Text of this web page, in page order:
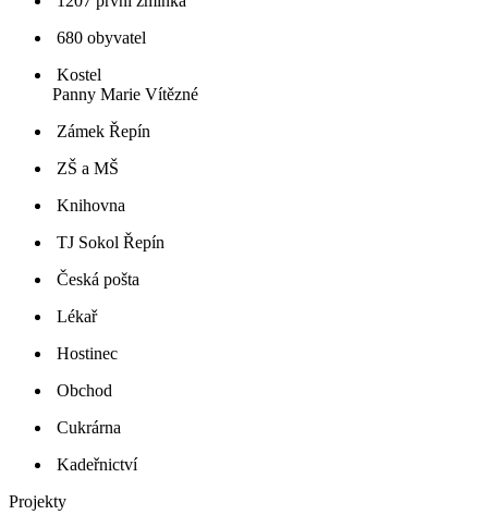
680 obyvatel
Kostel
Panny Marie Vítězné
Zámek Řepín
ZŠ a MŠ
Knihovna
TJ Sokol Řepín
Česká pošta
Lékař
Hostinec
Obchod
Cukrárna
Kadeřnictví
Projekty